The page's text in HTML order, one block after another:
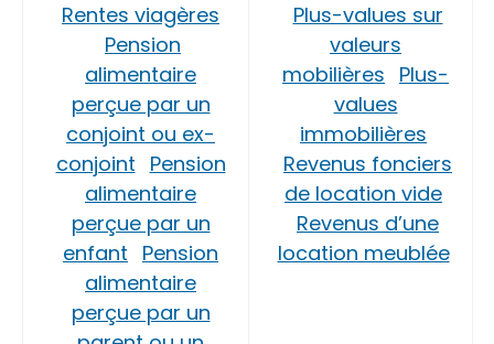
Rentes viagères
Pension
alimentaire
perçue par un
conjoint ou ex-
conjoint Pension
alimentaire
perçue par un
enfant Pension
alimentaire
perçue par un
Plus-values sur
valeurs
mobilières Plus-
values
immobilières
Revenus fonciers
de location vide
Revenus d’une
location meublée